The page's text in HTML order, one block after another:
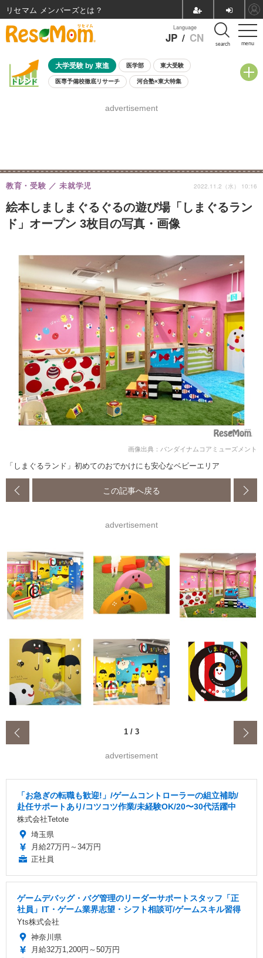
menu
Language
JP / CN search
大学受験 by 東進 医学部 東大受験
医専予備校徹底リサーチ 河合塾×東大特集
8月開催学校説明会・相談会
advertisement
絵本しましまぐるぐるの遊び場「しまぐるラン
ド」オープン 3枚目の写真・画像
教育・受験 未就学児 2022.11.2（水） 10:16
画像出典：バンダイナムコアミューズメント
「しまぐるランド」初めてのおでかけにも安心なベビーエリア
この記事へ戻る
advertisement
1 / 3
advertisement
「お急ぎの転職も歓迎!」/ゲームコントローラーの組立補助/
赴任サポートあり/コツコツ作業/未経験OK/20〜30代活躍中
株式会社Tetote
埼玉県
月給27万円～34万円
正社員
ゲームデバッグ・バグ管理のリーダーサポートスタッフ「正
社員」IT・ゲーム業界志望・シフト相談可/ゲームスキル習得
Yts株式会社
神奈川県
月給32万1,200円～50万円
リセマム メンバーズ